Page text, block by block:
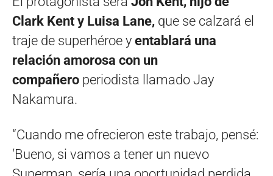
Clark Kent y Luisa Lane, que se calzará el
traje de superhéroe y entablará una
relación amorosa con un
compañero periodista llamado Jay
Nakamura.
“Cuando me ofrecieron este trabajo, pensé:
‘Bueno, si vamos a tener un nuevo